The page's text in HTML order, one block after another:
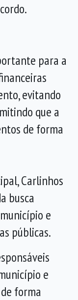
para a
evitando
que a
de forma
Carlinhos
busca
e
públicas.
e
forma